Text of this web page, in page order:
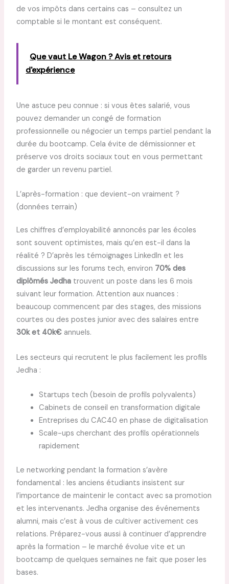
de vos impôts dans certains cas – consultez un
comptable si le montant est conséquent.
Que vaut Le Wagon ? Avis et retours
d'expérience
Une astuce peu connue : si vous êtes salarié, vous
pouvez demander un congé de formation
professionnelle ou négocier un temps partiel pendant la
durée du bootcamp. Cela évite de démissionner et
préserve vos droits sociaux tout en vous permettant
de garder un revenu partiel.
L’après-formation : que devient-on vraiment ?
(données terrain)
Les chiffres d’employabilité annoncés par les écoles
sont souvent optimistes, mais qu’en est-il dans la
réalité ? D’après les témoignages LinkedIn et les
discussions sur les forums tech, environ 70% des
diplômés Jedhatrouvent un poste dans les 6 mois
suivant leur formation. Attention aux nuances :
beaucoup commencent par des stages, des missions
courtes ou des postes junior avec des salaires entre
30k et 40k€annuels.
Les secteurs qui recrutent le plus facilement les profils
Jedha :
Startups tech (besoin de profils polyvalents)
Cabinets de conseil en transformation digitale
Entreprises du CAC40 en phase de digitalisation
Scale-ups cherchant des profils opérationnels
rapidement
Le networking pendant la formation s’avère
fondamental : les anciens étudiants insistent sur
l’importance de maintenir le contact avec sa promotion
et les intervenants. Jedha organise des événements
alumni, mais c’est à vous de cultiver activement ces
relations. Préparez-vous aussi à continuer d’apprendre
après la formation – le marché évolue vite et un
bootcamp de quelques semaines ne fait que poser les
bases.